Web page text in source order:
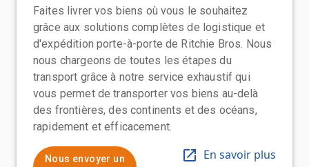
Faites livrer vos biens où vous le souhaitez
grâce aux solutions complètes de logistique et
d'expédition porte-à-porte de Ritchie Bros. Nous
nous chargeons de toutes les étapes du
transport grâce à notre service exhaustif qui
vous permet de transporter vos biens au-delà
des frontières, des continents et des océans,
rapidement et efficacement.
Nous envoyer un
En savoir plus